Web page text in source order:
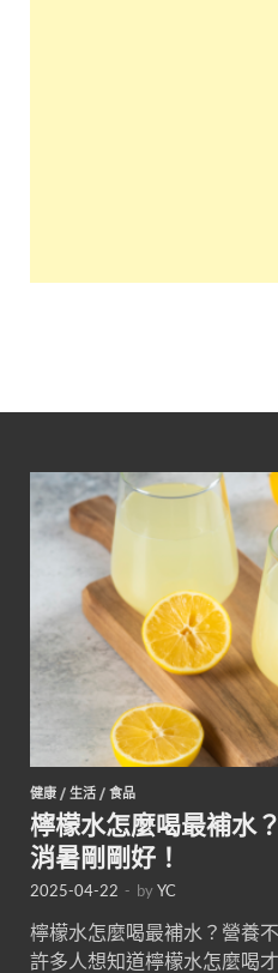
健康 / 生活 / 食品
檸檬水怎麼喝最補水
消暑剛剛好！
2025-04-22 - byYC
檸檬水怎麼喝最補水？營養
許多人想知道檸檬水怎麼喝